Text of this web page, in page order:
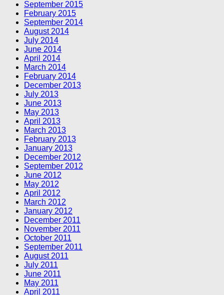
September 2015
February 2015
September 2014
August 2014
July 2014
June 2014
April 2014
March 2014
February 2014
December 2013
July 2013
June 2013
May 2013
April 2013
March 2013
February 2013
January 2013
December 2012
September 2012
June 2012
May 2012
April 2012
March 2012
January 2012
December 2011
November 2011
October 2011
September 2011
August 2011
July 2011
June 2011
May 2011
April 2011